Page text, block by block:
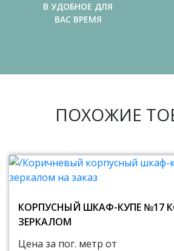
В УДОБНОЕ ДЛЯ
ВАС ВРЕМЯ
ПОХОЖИЕ
КОРПУСНЫЙ ШКАФ-КУПЕ №17
ЗЕРКАЛОМ
Цена за пог. метр от